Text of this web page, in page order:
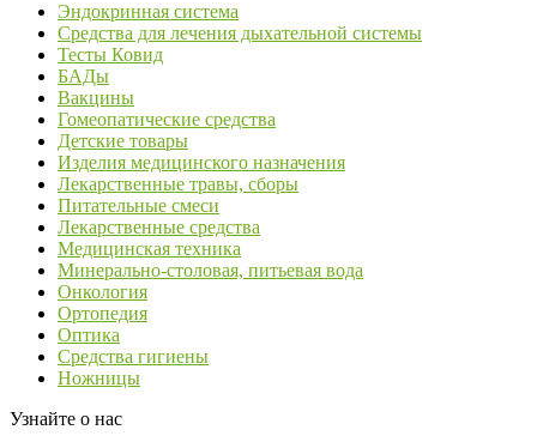
Эндокринная система
Средства для лечения дыхательной системы
Тесты Ковид
БАДы
Вакцины
Гомеопатические средства
Детские товары
Изделия медицинского назначения
Лекарственные травы, сборы
Питательные смеси
Лекарственные средства
Медицинская техника
Минерально-столовая, питьевая вода
Онкология
Ортопедия
Оптика
Средства гигиены
Ножницы
Узнайте о нас